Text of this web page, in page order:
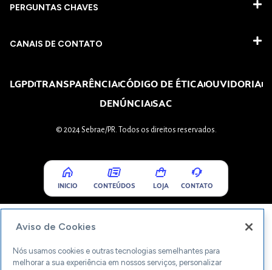
PERGUNTAS CHAVES​
CANAIS DE CONTATO
LGPDTRANSPARÊNCIACÓDIGO DE ÉTICAOUVIDORIA
DENÚNCIASAC
© 2024 Sebrae/PR. Todos os direitos reservados.
INICIO CONTEÚDOS LOJA CONTATO
Aviso de Cookies
Nós usamos cookies e outras tecnologias semelhantes para
melhorar a sua experiência em nossos serviços, personalizar